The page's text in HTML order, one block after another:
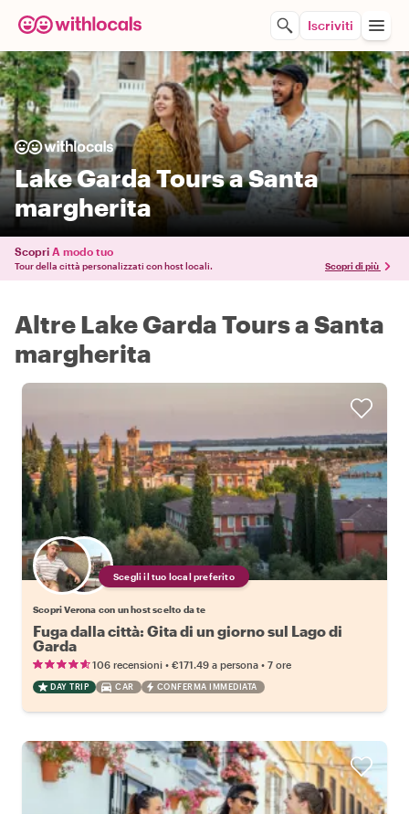
Iscriviti
Lake Garda Tours a Santa
margherita
Scopri A modo tuo
Tour della città personalizzati con host locali. Scopri di più
Altre Lake Garda Tours a Santa
margherita
Scegli il tuo local preferito
Scopri Verona con un host scelto da te
Fuga dalla città: Gita di un giorno sul Lago di
Garda
106 recensioni • €171.49 a persona • 7 ore
DAY TRIP CAR CONFERMA IMMEDIATA